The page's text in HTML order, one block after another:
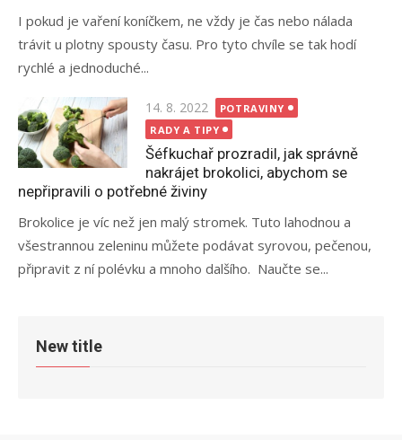
I pokud je vaření koníčkem, ne vždy je čas nebo nálada
trávit u plotny spousty času. Pro tyto chvíle se tak hodí
rychlé a jednoduché...
Posted
on
14. 8. 2022
POTRAVINY
RADY A TIPY
Šéfkuchař prozradil, jak správně
nakrájet brokolici, abychom se
nepřipravili o potřebné živiny
Brokolice je víc než jen malý stromek. Tuto lahodnou a
všestrannou zeleninu můžete podávat syrovou, pečenou,
připravit z ní polévku a mnoho dalšího. Naučte se...
New title